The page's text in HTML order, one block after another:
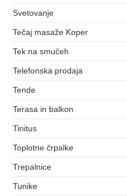
Svetovanje
Tečaj masaže Koper
Tek na smučeh
Telefonska prodaja
Tende
Terasa in balkon
Tinitus
Toplotne črpalke
Trepalnice
Tunike